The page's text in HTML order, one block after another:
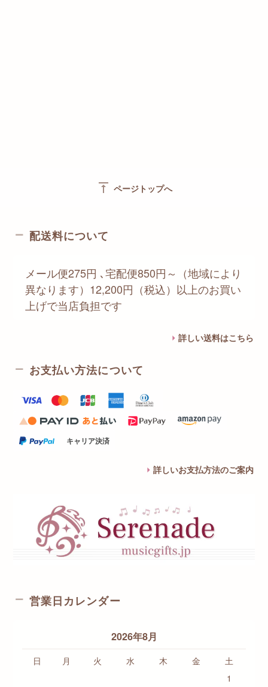
vertical_align_top ページトップへ
配送料について
メール便275円 ､宅配便850円～（地域により
異なります）12,200円（税込）以上のお買い
上げで当店負担です
詳しい送料はこちら
お支払い方法について
キャリア決済
詳しいお支払方法のご案内
営業日カレンダー
2026年8月
日 月 火 水 木 金
土
1